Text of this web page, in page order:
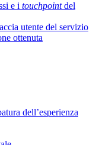
e i touchpointdel
utente del servizio
ottenuta
dell’esperienza